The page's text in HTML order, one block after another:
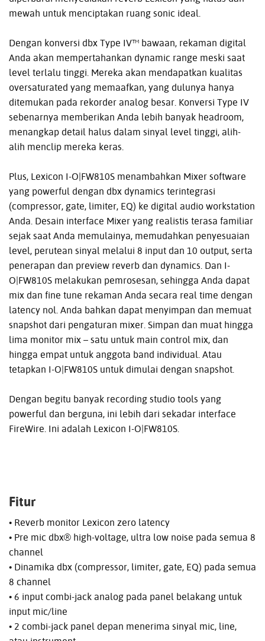
mewah untuk menciptakan ruang sonic ideal.
Dengan konversi dbx Type IV™ bawaan, rekaman digital
Anda akan mempertahankan dynamic range meski saat
level terlalu tinggi. Mereka akan mendapatkan kualitas
oversaturated yang memaafkan, yang dulunya hanya
ditemukan pada rekorder analog besar. Konversi Type IV
sebenarnya memberikan Anda lebih banyak headroom,
menangkap detail halus dalam sinyal level tinggi, alih-
alih menclip mereka keras.
Plus, Lexicon I-O|FW810S menambahkan Mixer software
yang powerful dengan dbx dynamics terintegrasi
(compressor, gate, limiter, EQ) ke digital audio workstation
Anda. Desain interface Mixer yang realistis terasa familiar
sejak saat Anda memulainya, memudahkan penyesuaian
level, perutean sinyal melalui 8 input dan 10 output, serta
penerapan dan preview reverb dan dynamics. Dan I-
O|FW810S melakukan pemrosesan, sehingga Anda dapat
mix dan fine tune rekaman Anda secara real time dengan
latency nol. Anda bahkan dapat menyimpan dan memuat
snapshot dari pengaturan mixer. Simpan dan muat hingga
lima monitor mix – satu untuk main control mix, dan
hingga empat untuk anggota band individual. Atau
tetapkan I-O|FW810S untuk dimulai dengan snapshot.
Dengan begitu banyak recording studio tools yang
powerful dan berguna, ini lebih dari sekadar interface
FireWire. Ini adalah Lexicon I-O|FW810S.
Fitur
• Reverb monitor Lexicon zero latency
• Pre mic dbx® high-voltage, ultra low noise pada semua 8
channel
• Dinamika dbx (compressor, limiter, gate, EQ) pada semua
8 channel
• 6 input combi-jack analog pada panel belakang untuk
input mic/line
• 2 combi-jack panel depan menerima sinyal mic, line,